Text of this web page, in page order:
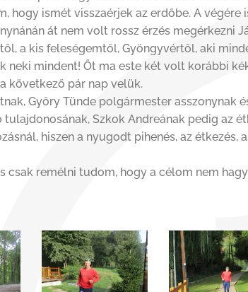
hogy ismét visszaérjek az erdőbe. A
át nem volt rossz érzés megérkezni
a kis feleségemtől, Gyöngyvértől, aki
neki mindent! Őt ma este két volt korábbi
következő pár nap velük.
Győry Tünde polgármester asszonynak
Szkok Andreának pedig az
hiszen a nyugodt pihenés, az étkezés,
remélni tudom, hogy a célom nem